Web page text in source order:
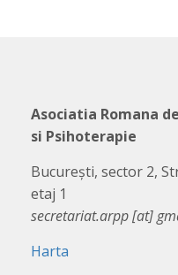
Asociatia Romana
si Psihoterapie
București, sector 2,
etaj 1
secretariat.arpp [at]
Harta